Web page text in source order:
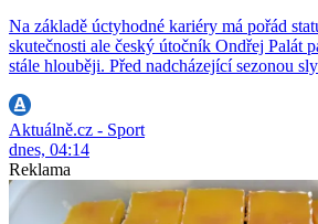
Na základě úctyhodné kariéry má pořád
skutečnosti ale český útočník Ondřej Palát
stále hlouběji. Před nadcházející sezonou
Aktuálně.cz - Sport
dnes, 04:14
Reklama